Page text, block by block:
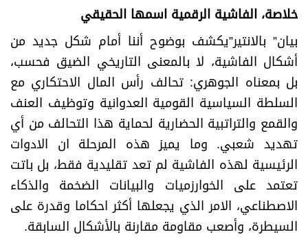
خلاصة، الفاشية الرقمية اسمها الحقيقي
بيان” بالانتير”يكشف بوضوح أننا أمام شكل جديد من
أشكال الفاشية، لا بالمعنى التاريخي الضيق فحسب،
بل بمعناه الجوهري: تحالف رأس المال الاحتكاري مع
السلطة السياسية القومية العدوانية وتوظيف العنف
والقمع والتراتبية الحضارية لحماية هذا التحالف من أي
تهديد شعبي. وما يميز هذه المرحلة ان الادوات
الرئيسية لهذه الفاشية لم تعد تقليدية فقط، بل باتت
تعتمد على الخوارزميات والبيانات الضخمة والذكاء
الاصطناعي، الامر الذي يجعلها أكثر احكاما وقدرة على
السيطرة، وأصعب مقاومة مقارنة بالأشكال السابقة.